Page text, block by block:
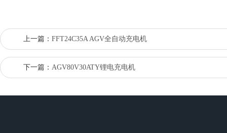
上一篇： FFT24C35A AGV全自动充电机
下一篇： AGV80V30ATY锂电充电机